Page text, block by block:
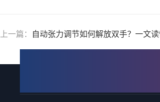
上一篇： 自动张力调节如何解放双手？一文